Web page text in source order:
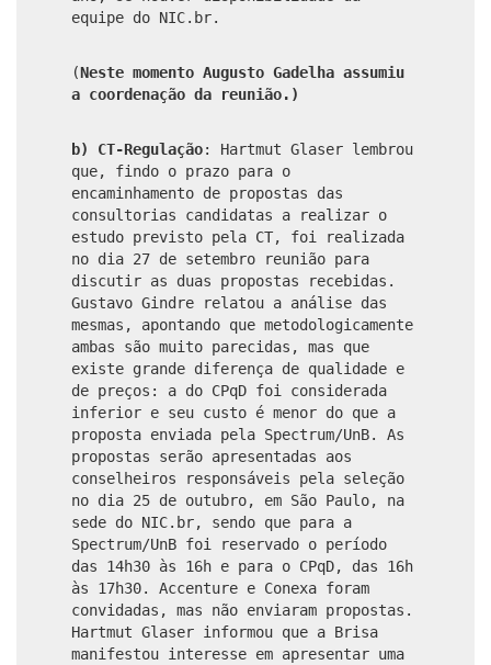
equipe do NIC.br.
(Neste momento Augusto Gadelha assumiu
a coordenação da reunião.)
b) CT-Regulação: Hartmut Glaser lembrou
que, findo o prazo para o
encaminhamento de propostas das
consultorias candidatas a realizar o
estudo previsto pela CT, foi realizada
no dia 27 de setembro reunião para
discutir as duas propostas recebidas.
Gustavo Gindre relatou a análise das
mesmas, apontando que metodologicamente
ambas são muito parecidas, mas que
existe grande diferença de qualidade e
de preços: a do CPqD foi considerada
inferior e seu custo é menor do que a
proposta enviada pela Spectrum/UnB. As
propostas serão apresentadas aos
conselheiros responsáveis pela seleção
no dia 25 de outubro, em São Paulo, na
sede do NIC.br, sendo que para a
Spectrum/UnB foi reservado o período
das 14h30 às 16h e para o CPqD, das 16h
às 17h30. Accenture e Conexa foram
convidadas, mas não enviaram propostas.
Hartmut Glaser informou que a Brisa
manifestou interesse em apresentar uma